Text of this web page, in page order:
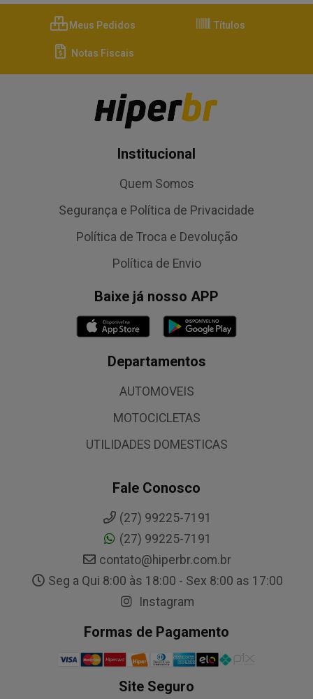
Meus Pedidos Títulos
Notas Fiscais
Institucional
Quem Somos
Segurança e Política de Privacidade
Política de Troca e Devolução
Política de Envio
Baixe já nosso APP
Departamentos
AUTOMOVEIS
MOTOCICLETAS
UTILIDADES DOMESTICAS
Fale Conosco
(27) 99225-7191
(27) 99225-7191
contato@hiperbr.com.br
Seg a Qui 8:00 às 18:00 - Sex 8:00 as 17:00
Instagram
Formas de Pagamento
Site Seguro